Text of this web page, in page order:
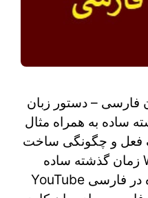
فارسی – دستور زبان
ساده به همراه مثال
فعل و چگونگی ساخت
زمان گذشته ساده Watch this video on
YouTube کاربرد زمان گذشته ساده در فارسی